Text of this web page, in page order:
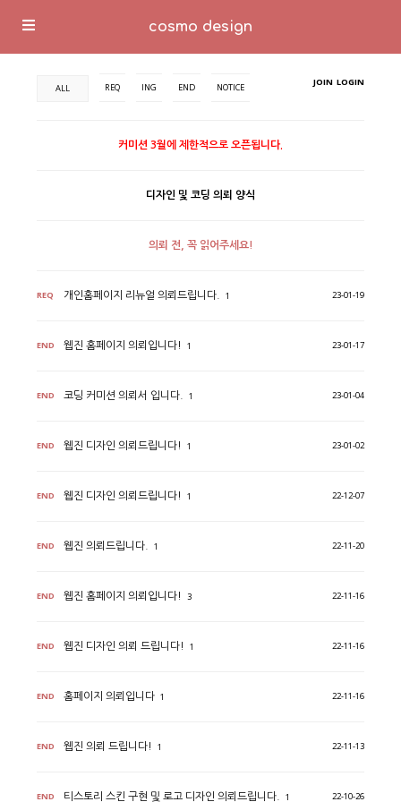
cosmo design
ALL REQ ING END NOTICE JOIN LOGIN
커미션 3월에 제한적으로 오픈됩니다.
디자인 및 코딩 의뢰 양식
의뢰 전, 꼭 읽어주세요!
REQ 개인홈페이지 리뉴얼 의뢰드립니다. 1 23-01-19
END 웹진 홈페이지 의뢰입니다! 1 23-01-17
END 코딩 커미션 의뢰서 입니다. 1 23-01-04
END 웹진 디자인 의뢰드립니다! 1 23-01-02
END 웹진 디자인 의뢰드립니다! 1 22-12-07
END 웹진 의뢰드립니다. 1 22-11-20
END 웹진 홈페이지 의뢰입니다! 3 22-11-16
END 웹진 디자인 의뢰 드립니다! 1 22-11-16
END 홈페이지 의뢰입니다 1 22-11-16
END 웹진 의뢰 드립니다! 1 22-11-13
END 티스토리 스킨 구현 및 로고 디자인 의뢰드립니다. 1 22-10-26